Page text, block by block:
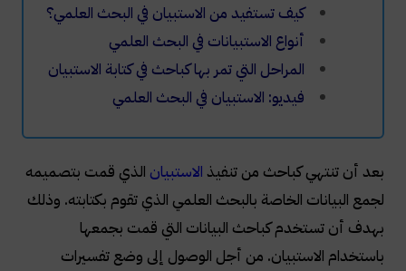
كيف تستفيد من الاستبيان في البحث العلمي؟
أنواع الاستبيانات في البحث العلمي
المراحل التي تمر بها كباحث في كتابة الاستبيان
فيديو: الاستبيان في البحث العلمي
بعد أن تنتهي كباحث من تنفيذ الاستبيان الذي قمت بتصميمه
لجمع البيانات الخاصة بالبحث العلمي الذي تقوم بكتابته. وذلك
بهدف أن تستخدم كباحث البيانات التي قمت بجمعها
باستخدام الاستبيان. من أجل الوصول إلى وضع تفسيرات